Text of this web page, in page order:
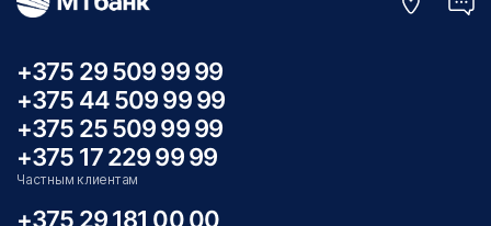
+375 29 509 99 99
+375 44 509 99 99
+375 25 509 99 99
+375 17 229 99 99
Частным клиентам
+375 29 181 00 00